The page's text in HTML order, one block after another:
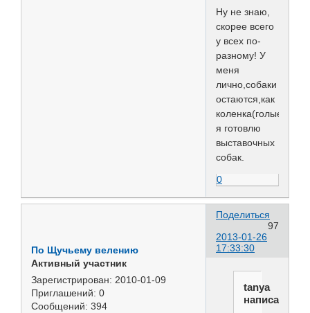
Ну не знаю,
скорее всего
у всех по-
разному! У
меня
лично,собаки
остаются,как
я готовлю
выставочных
собак.
0
Поделиться
97
2013-01-26
17:33:30
По Щучьему велению
Активный участник
Зарегистрирован: 2010-01-09
Приглашений: 0
Сообщений: 394
tanya
написал(а):